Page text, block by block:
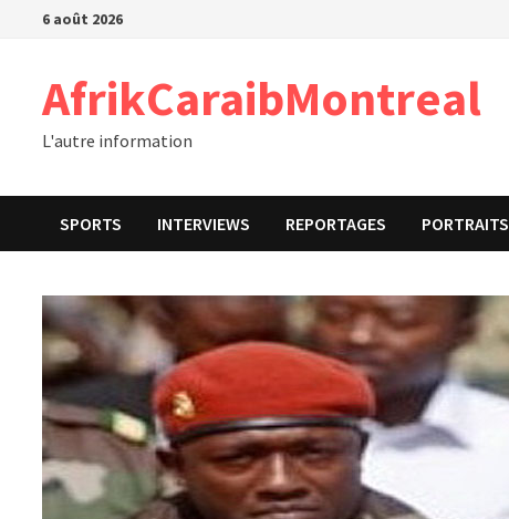
Passer6 août 2026
AfrikCaraibMontreal
L'autre information
SPORTS INTERVIEWS REPORTAGES PORTRAITS